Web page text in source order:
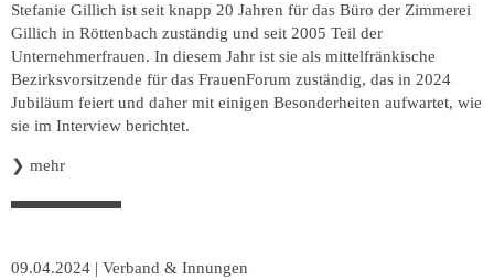
Stefanie Gillich ist seit knapp 20 Jahren für das Büro der Zimmerei
Gillich in Röttenbach zuständig und seit 2005 Teil der
Unternehmerfrauen. In diesem Jahr ist sie als mittelfränkische
Bezirksvorsitzende für das FrauenForum zuständig, das in 2024
Jubiläum feiert und daher mit einigen Besonderheiten aufwartet, wie
sie im Interview berichtet.
❯ mehr
09.04.2024 | Verband & Innungen